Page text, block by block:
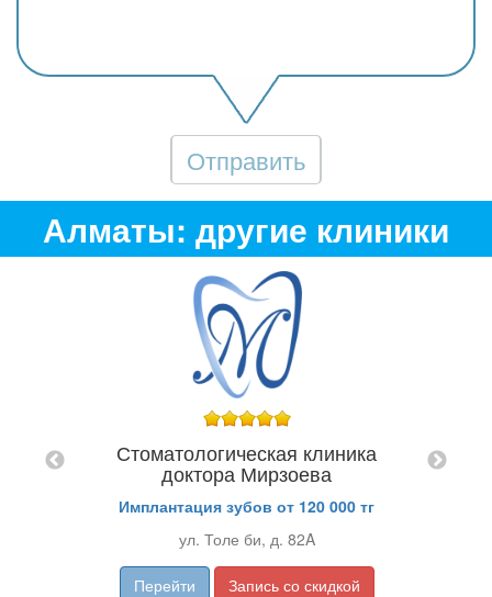
Отправить
Алматы: другие клиники
Стоматологическая клиника
доктора Мирзоева
Имплантация зубов от 120 000 тг
ул. Толе би, д. 82A
Перейти Запись со скидкой